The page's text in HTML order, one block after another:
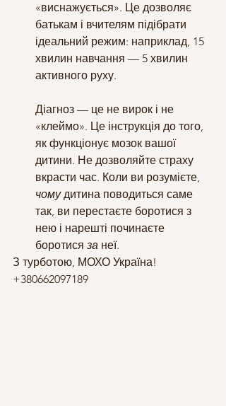
«виснажується». Це дозволяє
батькам і вчителям підібрати
ідеальний режим: наприклад, 15
хвилин навчання — 5 хвилин
активного руху.
Діагноз — це не вирок і не
«клеймо». Це інструкція до того,
як функціонує мозок вашої
дитини. Не дозволяйте страху
вкрасти час. Коли ви розумієте,
чому дитина поводиться саме
так, ви перестаєте боротися з
нею і нарешті починаєте
боротися за неї.
З турботою, МОХО Україна!
+380662097189